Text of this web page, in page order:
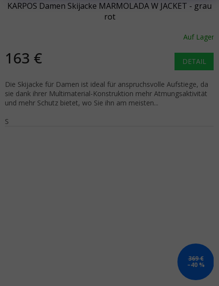
KARPOS Damen Skijacke MARMOLADA W JACKET - grau
rot
Auf Lager
163 € DETAIL
Die Skijacke für Damen ist ideal für anspruchsvolle Aufstiege, da
sie dank ihrer Multimaterial-Konstruktion mehr Atmungsaktivität
und mehr Schutz bietet, wo Sie ihn am meisten...
S
369 €
–40 %